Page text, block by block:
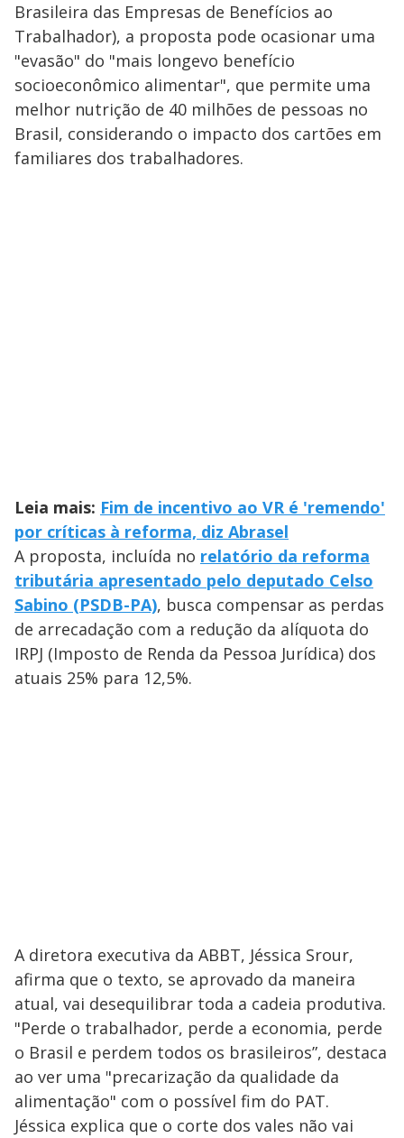
Brasileira das Empresas de Benefícios ao
Trabalhador), a proposta pode ocasionar uma
"evasão" do "mais longevo benefício
socioeconômico alimentar", que permite uma
melhor nutrição de 40 milhões de pessoas no
Brasil, considerando o impacto dos cartões em
familiares dos trabalhadores.
Leia mais: Fim de incentivo ao VR é 'remendo'
por críticas à reforma, diz Abrasel
A proposta, incluída no relatório da reforma
tributária apresentado pelo deputado Celso
Sabino (PSDB-PA), busca compensar as perdas
de arrecadação com a redução da alíquota do
IRPJ (Imposto de Renda da Pessoa Jurídica) dos
atuais 25% para 12,5%.
A diretora executiva da ABBT, Jéssica Srour,
afirma que o texto, se aprovado da maneira
atual, vai desequilibrar toda a cadeia produtiva.
"Perde o trabalhador, perde a economia, perde
o Brasil e perdem todos os brasileiros”, destaca
ao ver uma "precarização da qualidade da
alimentação" com o possível fim do PAT.
Jéssica explica que o corte dos vales não vai